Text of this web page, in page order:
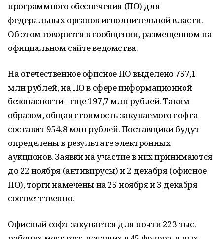
программного обеспечения (ПО) для
федеральных органов исполнительной власти.
Об этом говорится в сообщении, размещенном на
официальном сайте ведомства.
На отечественное офисное ПО выделено 757,1
млн рублей, на ПО в сфере информационной
безопасности - еще 197,7 млн рублей. Таким
образом, общая стоимость закупаемого софта
составит 954,8 млн рублей. Поставщики будут
определены в результате электронных
аукционов. Заявки на участие в них принимаются
до 22 ноября (антивирусы) и 2 декабря (офисное
ПО), торги намечены на 25 ноября и 3 декабря
соответственно.
Офисный софт закупается для почти 223 тыс.